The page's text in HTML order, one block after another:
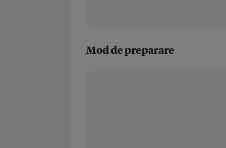
Mod de preparare